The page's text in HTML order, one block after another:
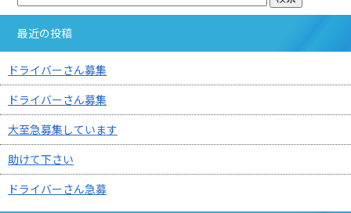
最近の投稿
ドライバーさん募集
ドライバーさん募集
大至急募集しています
助けて下さい
ドライバーさん急募